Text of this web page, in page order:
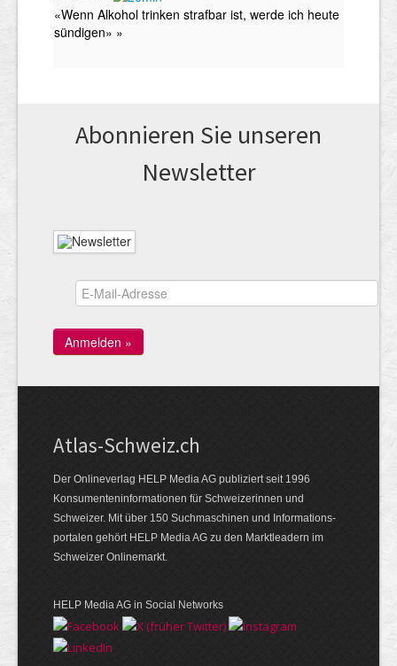
Abonnieren Sie unseren
News­letter
Atlas-Schweiz.ch
Der Onlineverlag HELP Media AG publiziert seit 1996
Konsumenten­infor­mationen für Schwei­zerinnen und
Schweizer. Mit über 150 Such­ma­schinen und Infor­mations­
portalen gehört HELP Media AG zu den Markt­leadern im
Schweizer Onlinemarkt.
HELP Media AG in Social Networks